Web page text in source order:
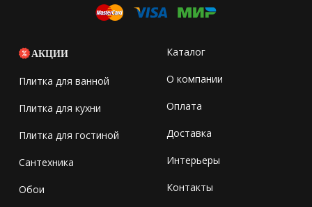
АКЦИИ
Плитка для ванной
Плитка для кухни
Плитка для гостиной
Сантехника
Обои
Каталог
О компании
Оплата
Доставка
Интерьеры
Контакты